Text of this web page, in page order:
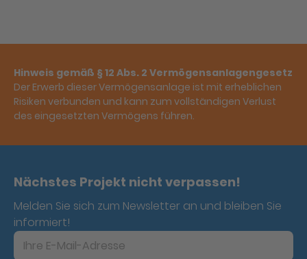
Hinweis gemäß § 12 Abs. 2 Vermögensanlagengesetz
Der Erwerb dieser Vermögensanlage ist mit erheblichen
Risiken verbunden und kann zum vollständigen Verlust
des eingesetzten Vermögens führen.
Nächstes Projekt nicht verpassen!
Melden Sie sich zum Newsletter an und bleiben Sie
informiert!